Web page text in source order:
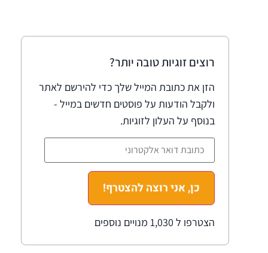
רוצים זוגיות טובה יותר?
הזן את כתובת המייל שלך כדי להירשם לאתר
ולקבל הודעות על פוסטים חדשים במייל -
בנוסף על העלון לזוגיות.
כן, אני רוצה להצטרף!
הצטרפו ל 1,030 מנויים נוספים